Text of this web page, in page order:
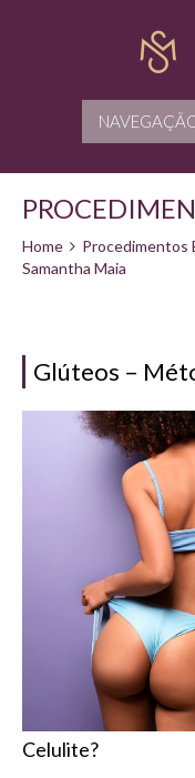
Home Procedimentos
Samantha Maia
Glúteos –
Celulite?